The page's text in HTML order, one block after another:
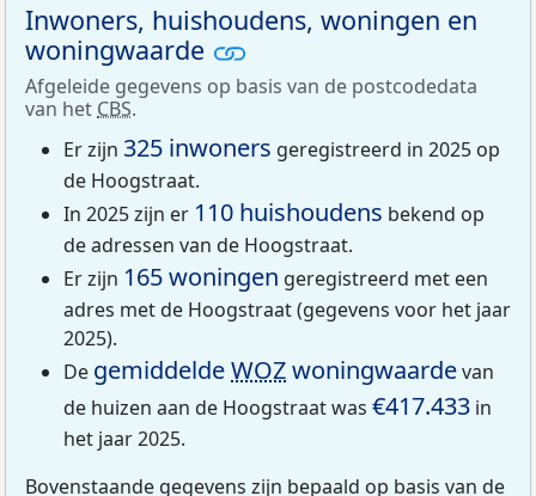
Inwoners, huishoudens, woningen en
woningwaarde
Afgeleide gegevens op basis van de postcodedata
van het CBS.
Er zijn 325 inwoners geregistreerd in 2025 op
de Hoogstraat.
In 2025 zijn er 110 huishoudens bekend op
de adressen van de Hoogstraat.
Er zijn 165 woningen geregistreerd met een
adres met de Hoogstraat (gegevens voor het jaar
2025).
De gemiddeldeWOZwoningwaardevan
de huizen aan de Hoogstraat was €417.433 in
het jaar 2025.
Bovenstaande gegevens zijn bepaald op basis van de